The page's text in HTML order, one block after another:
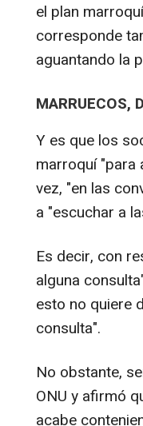
el plan
corresponde
aguantando la
MARRUECOS,
Y es que los
marroquí "para
vez, "en las
a "escuchar a
Es decir, con
alguna
esto no quiere
consulta".
No obstante,
ONU y afirmó
acabe